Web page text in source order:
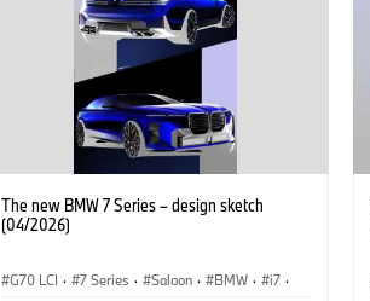
The new BMW 7 Series – design sketch
(04/2026)
G70 LCI · 7 Series · Saloon · BMW · i7 ·